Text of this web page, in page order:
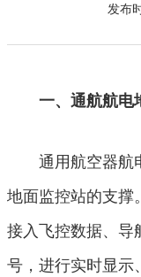
发布
一、通航航电
通用航空器航
地面监控站的支
接入飞控数据、
号，进行实时显示